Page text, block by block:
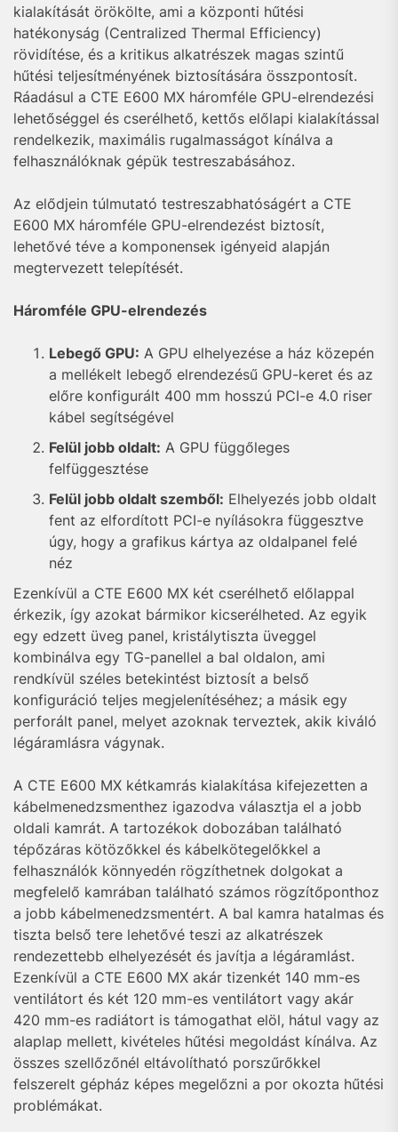
kialakítását örökölte, ami a központi hűtési
hatékonyság (Centralized Thermal Efficiency)
rövidítése, és a kritikus alkatrészek magas szintű
hűtési teljesítményének biztosítására összpontosít.
Ráadásul a CTE E600 MX háromféle GPU-elrendezési
lehetőséggel és cserélhető, kettős előlapi kialakítással
rendelkezik, maximális rugalmasságot kínálva a
felhasználóknak gépük testreszabásához.
Az elődjein túlmutató testreszabhatóságért a CTE
E600 MX háromféle GPU-elrendezést biztosít,
lehetővé téve a komponensek igényeid alapján
megtervezett telepítését.
Háromféle GPU-elrendezés
Lebegő GPU: A GPU elhelyezése a ház közepén
a mellékelt lebegő elrendezésű GPU-keret és az
előre konfigurált 400 mm hosszú PCI-e 4.0 riser
kábel segítségével
Felül jobb oldalt: A GPU függőleges
felfüggesztése
Felül jobb oldalt szemből: Elhelyezés jobb oldalt
fent az elfordított PCI-e nyílásokra függesztve
úgy, hogy a grafikus kártya az oldalpanel felé
néz
Ezenkívül a CTE E600 MX két cserélhető előlappal
érkezik, így azokat bármikor kicserélheted. Az egyik
egy edzett üveg panel, kristálytiszta üveggel
kombinálva egy TG-panellel a bal oldalon, ami
rendkívül széles betekintést biztosít a belső
konfiguráció teljes megjelenítéséhez; a másik egy
perforált panel, melyet azoknak terveztek, akik kiváló
légáramlásra vágynak.
A CTE E600 MX kétkamrás kialakítása kifejezetten a
kábelmenedzsmenthez igazodva választja el a jobb
oldali kamrát. A tartozékok dobozában található
tépőzáras kötözőkkel és kábelkötegelőkkel a
felhasználók könnyedén rögzíthetnek dolgokat a
megfelelő kamrában található számos rögzítőponthoz
a jobb kábelmenedzsmentért. A bal kamra hatalmas és
tiszta belső tere lehetővé teszi az alkatrészek
rendezettebb elhelyezését és javítja a légáramlást.
Ezenkívül a CTE E600 MX akár tizenkét 140 mm-es
ventilátort és két 120 mm-es ventilátort vagy akár
420 mm-es radiátort is támogathat elöl, hátul vagy az
alaplap mellett, kivételes hűtési megoldást kínálva. Az
összes szellőzőnél eltávolítható porszűrőkkel
felszerelt gépház képes megelőzni a por okozta hűtési
problémákat.